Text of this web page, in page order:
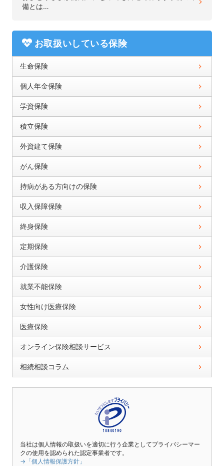
備とは…
お取扱いしている保険
生命保険
個人年金保険
学資保険
積立保険
外資建て保険
がん保険
持病がある方向けの保険
収入保障保険
終身保険
定期保険
介護保険
就業不能保険
女性向け医療保険
医療保険
オンライン保険相談サービス
相続相談コラム
当社は個人情報の取扱いを適切に行う企業としてプライバシーマー
クの使用を認められた認定事業者です。
→「個人情報保護方針」